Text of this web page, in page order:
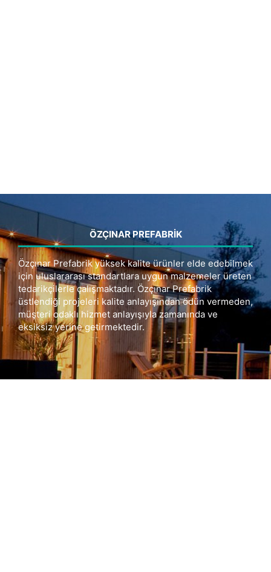
ÖZÇINAR PREFABRIK
Özçınar Prefabrik yüksek kalite ürünler elde edebilmek
için uluslararası standartlara uygun malzemeler üreten
tedarikçilerle çalışmaktadır. Özçınar Prefabrik
üstlendiği projeleri kalite anlayışından ödün vermeden,
müşteri odaklı hizmet anlayışıyla zamanında ve
eksiksiz yerine getirmektedir.